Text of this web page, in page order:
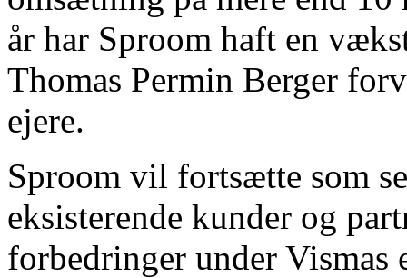
år har Sproom haft en
Thomas Permin Berger
ejere.
Sproom vil fortsætte som
eksisterende kunder og
forbedringer under Vismas